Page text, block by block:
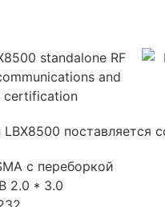
с переборкой
2.0 * 3.0